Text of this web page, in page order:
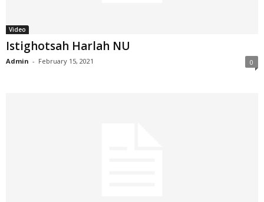
Video
Istighotsah Harlah NU
Admin - February 15, 2021 0